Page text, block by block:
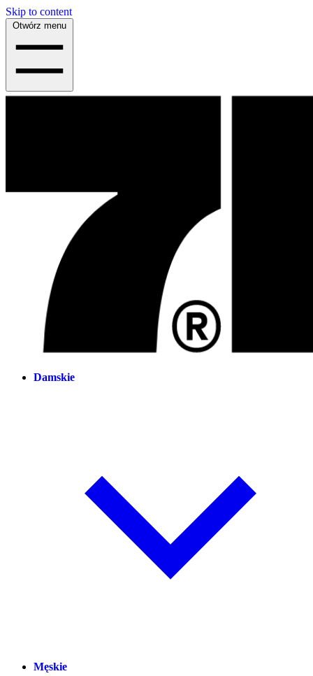
Skip to content
Otwórz menu
Damskie
Męskie